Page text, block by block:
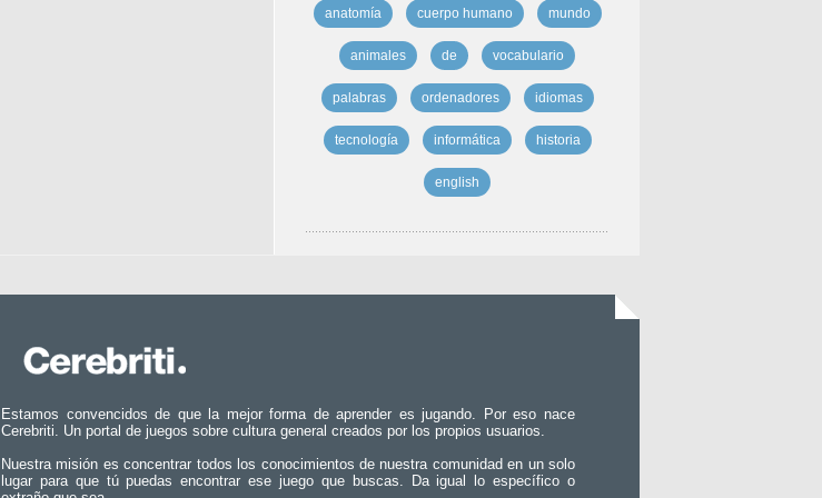
anatomía cuerpo humano mundo
animales de vocabulario
palabras ordenadores idiomas
tecnología informática historia
english
Estamos convencidos de que la mejor forma de aprender es jugando. Por eso nace
Cerebriti. Un portal de juegos sobre cultura general creados por los propios usuarios.
Nuestra misión es concentrar todos los conocimientos de nuestra comunidad en un solo
lugar para que tú puedas encontrar ese juego que buscas. Da igual lo específico o